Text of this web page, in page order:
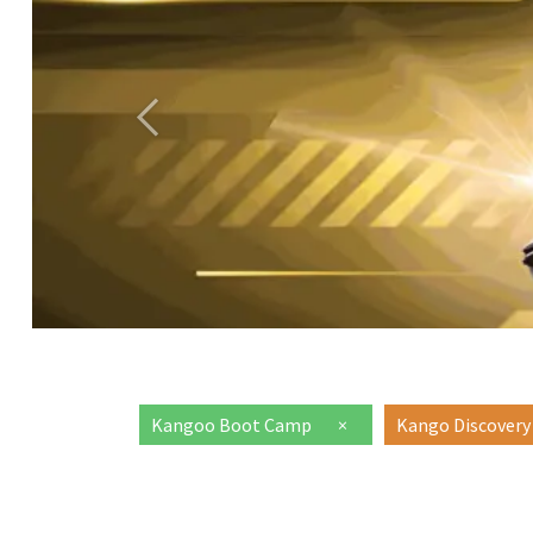
Anterior
Kangoo Boot Camp × Kango Discovery